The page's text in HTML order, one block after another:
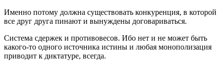
Именно потому должна существовать конкуренция, в которой
все друг друга пинают и вынуждены договариваться.
Система сдержек и противовесов. Ибо нет и не может быть
какого-то одного источника истины и любая монополизация
приводит к диктатуре, всегда.